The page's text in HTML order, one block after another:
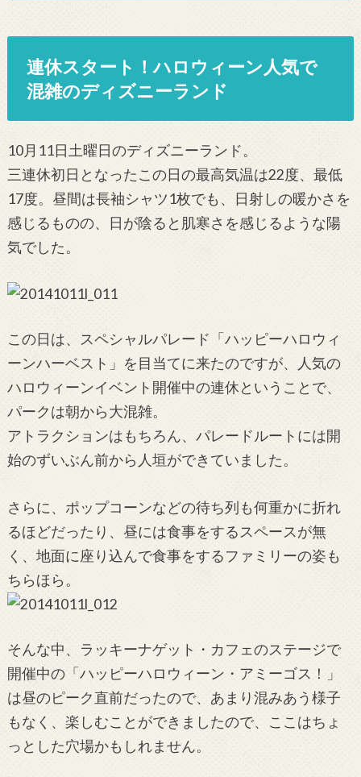
連休スタート！ハロウィーン人気で
混雑のディズニーランド
10月11日土曜日のディズニーランド。
三連休初日となったこの日の最高気温は22度、最低
17度。昼間は長袖シャツ1枚でも、日射しの暖かさを
感じるものの、日が陰ると肌寒さを感じるような陽
気でした。
この日は、スペシャルパレード「ハッピーハロウィ
ーンハーベスト」を目当てに来たのですが、人気の
ハロウィーンイベント開催中の連休ということで、
パークは朝から大混雑。
アトラクションはもちろん、パレードルートには開
始のずいぶん前から人垣ができていました。
さらに、ポップコーンなどの待ち列も何重かに折れ
るほどだったり、昼には食事をするスペースが無
く、地面に座り込んで食事をするファミリーの姿も
ちらほら。
そんな中、ラッキーナゲット・カフェのステージで
開催中の「ハッピーハロウィーン・アミーゴス！」
は昼のピーク直前だったので、あまり混みあう様子
もなく、楽しむことができましたので、ここはちょ
っとした穴場かもしれません。